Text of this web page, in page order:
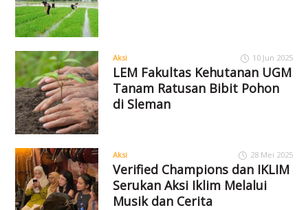
Aksi 10 Jun 2025
LEM Fakultas Kehutanan UGM
Tanam Ratusan Bibit Pohon
di Sleman
Aksi 28 Mei 2025
Verified Champions dan IKLIM
Serukan Aksi Iklim Melalui
Musik dan Cerita